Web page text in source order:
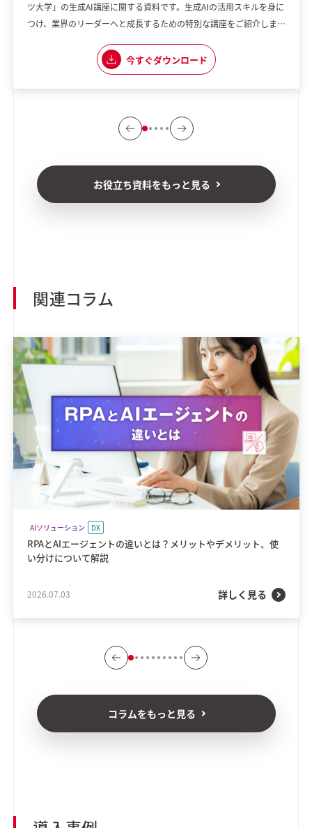
ツ大学」の生成AI講座に関する資料です。生成AIの活用スキルを身に
つけ、業界のリーダーへと成長するための特別な講座をご紹介しま
した内容 ・実際に現場で使える応用力を養える 「組織として生成AI
の普及に課題を感じている」 「生成AIを使いこなしたいけれど、何
今すぐダウンロード
お役立ち資料をもっと見る
関連コラム
AIソリューション DX
RPAとAIエージェントの違いとは？メリットやデメリット、使
い分けについて解説
2026.07.03 詳しく見る
コラムをもっと見る